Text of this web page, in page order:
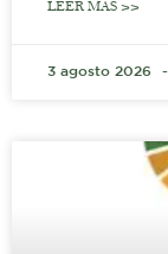
LEER MÁS >>
3 agosto 2026